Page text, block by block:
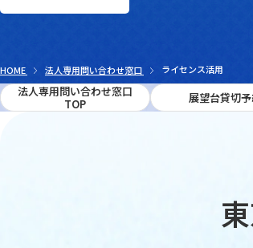
HOME 法人専用問い合わせ窓口 ライセンス活用
法人専用問い合わせ窓口
TOP
展望台貸切